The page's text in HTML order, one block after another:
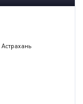
Астрахань